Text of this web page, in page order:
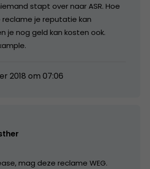
stapt over naar ASR. Hoe
je reputatie kan
je nog geld kan kosten ook.
2018 om 07:06
mag deze reclame WEG.